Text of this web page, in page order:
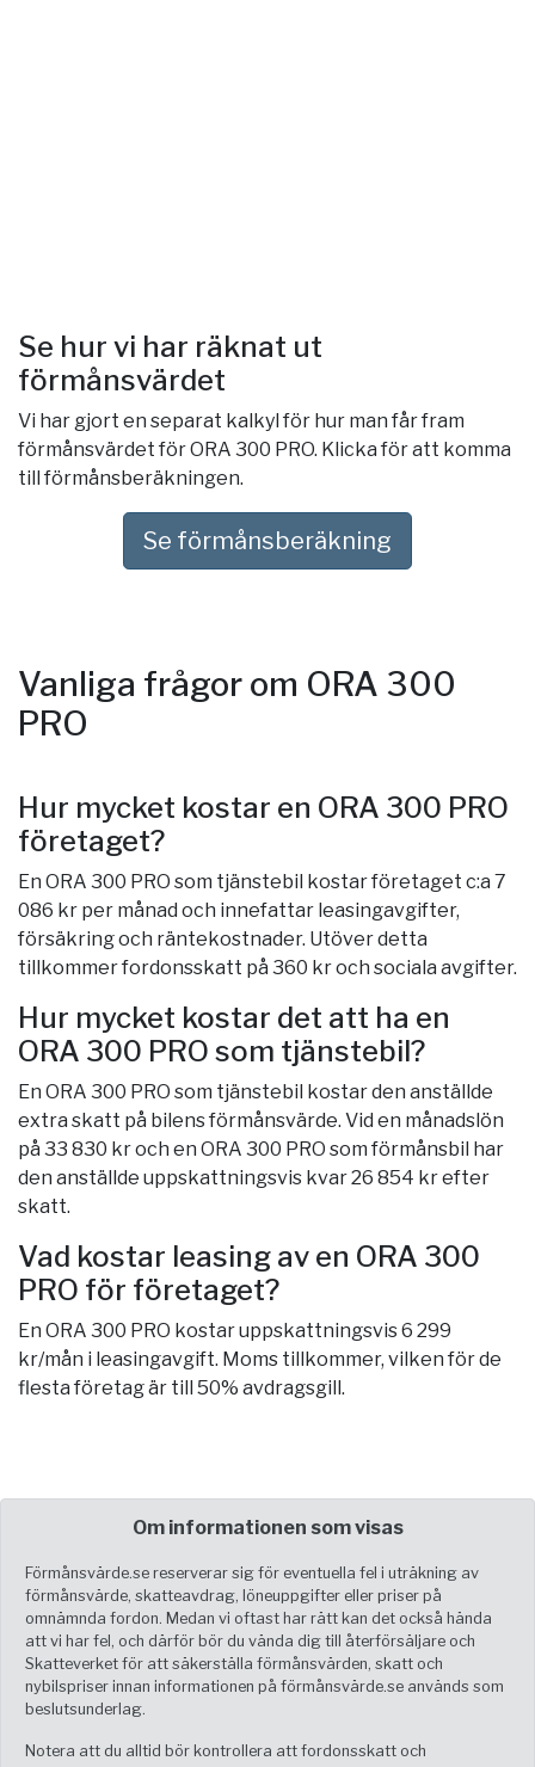
Se hur vi har räknat ut
förmånsvärdet
Vi har gjort en separat kalkyl för hur man får fram
förmånsvärdet för ORA 300 PRO. Klicka för att komma
till förmånsberäkningen.
Se förmånsberäkning
Vanliga frågor om ORA 300
PRO
Hur mycket kostar en ORA 300 PRO
företaget?
En ORA 300 PRO som tjänstebil kostar företaget c:a 7
086 kr per månad och innefattar leasingavgifter,
försäkring och räntekostnader. Utöver detta
tillkommer fordonsskatt på 360 kr och sociala avgifter.
Hur mycket kostar det att ha en
ORA 300 PRO som tjänstebil?
En ORA 300 PRO som tjänstebil kostar den anställde
extra skatt på bilens förmånsvärde. Vid en månadslön
på 33 830 kr och en ORA 300 PRO som förmånsbil har
den anställde uppskattningsvis kvar 26 854 kr efter
skatt.
Vad kostar leasing av en ORA 300
PRO för företaget?
En ORA 300 PRO kostar uppskattningsvis 6 299
kr/mån i leasingavgift. Moms tillkommer, vilken för de
flesta företag är till 50% avdragsgill.
Om informationen som visas
Förmånsvärde.se reserverar sig för eventuella fel i uträkning av
förmånsvärde, skatteavdrag, löneuppgifter eller priser på
omnämnda fordon. Medan vi oftast har rätt kan det också hända
att vi har fel, och därför bör du vända dig till återförsäljare och
Skatteverket för att säkerställa förmånsvärden, skatt och
nybilspriser innan informationen på förmånsvärde.se används som
beslutsunderlag.
Notera att du alltid bör kontrollera att fordonsskatt och